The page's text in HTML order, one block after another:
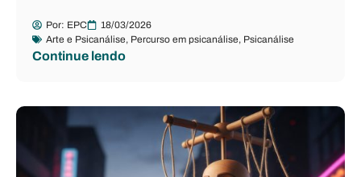
Por: EPC
18/03/2026
Arte e Psicanálise, Percurso em psicanálise, Psicanálise
Continue lendo